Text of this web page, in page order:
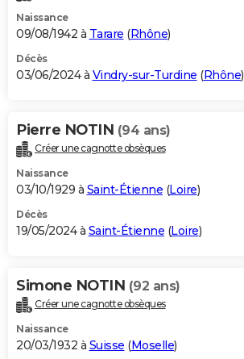
Naissance
09/08/1942 à Tarare (Rhône)
Décès
03/06/2024 à Vindry-sur-Turdine (Rhône)
Pierre NOTIN (94 ans)
Créer une cagnotte obsèques
Naissance
03/10/1929 à Saint-Étienne (Loire)
Décès
19/05/2024 à Saint-Étienne (Loire)
Simone NOTIN (92 ans)
Créer une cagnotte obsèques
Naissance
20/03/1932 à Suisse (Moselle)